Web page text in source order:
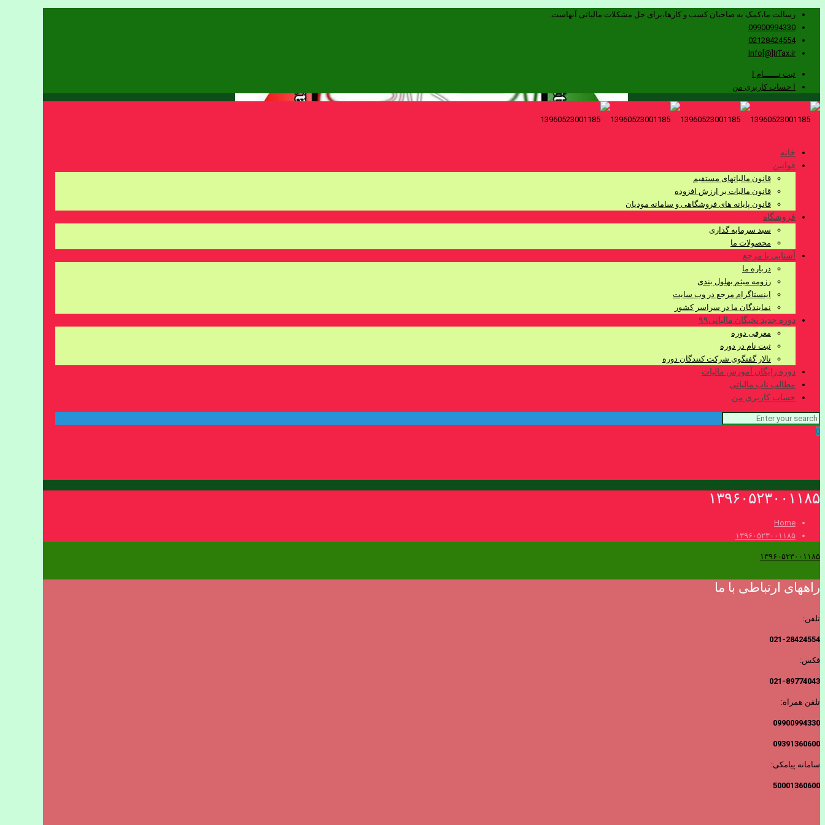
رسالت ما،کمک به صاحبان کسب و کارها،برای حل مشکلات مالیاتی آنهاست.
09900994330
02128424554
Info[@]IrTax.ir
ثبت نــــــام ا
ا حساب کاربری من
خانه
قوانین
قانون مالیاتهای مستقیم
قانون مالیات بر ارزش افزوده
قانون پایانه های فروشگاهی و سامانه مودیان
فروشگاه
سبد سرمایه گذاری
محصولات ما
آشنایی با مرجع
درباره ما
رزومه میثم بهلول بندی
اینستاگرام مرجع در وب سایت
نمایندگان ما در سراسر کشور
دوره جدید نخبگان مالیاتی۹۹
معرفی دوره
ثبت نام در دوره
تالار گفتگوی شرکت کنندگان دوره
دوره رایگان آموزش مالیات
مطالب ناب مالیاتی
حساب کاربری من
0
۱۳۹۶۰۵۲۳۰۰۱۱۸۵
Home
۱۳۹۶۰۵۲۳۰۰۱۱۸۵
۱۳۹۶۰۵۲۳۰۰۱۱۸۵
راههای ارتباطی با ما
تلفن:
021-28424554
فکس:
021-89774043
تلفن همراه:
09900994330
09391360600
سامانه پیامکی:
50001360600